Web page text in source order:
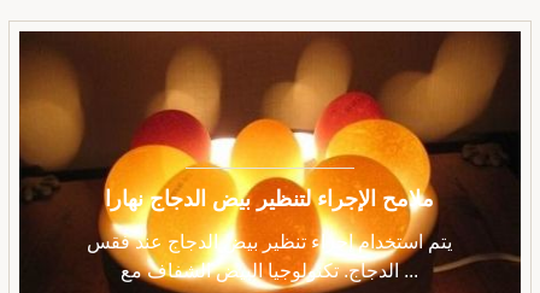
ملامح الإجراء لتنظير بيض الدجاج نهارا
يتم استخدام إجراء تنظير بيض الدجاج عند فقس
الدجاج. تكنولوجيا البيض الشفاف مع ...